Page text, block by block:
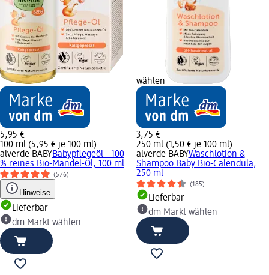
5,95 €
100 ml (5,95 € je 100 ml)
alverde BABYBabypflegeöl - 100
% reines Bio-Mandel-Öl, 100 ml
(576)
Hinweise
Lieferbar
dm Markt wählen
wählen
3,75 €
250 ml (1,50 € je 100 ml)
alverde BABYWaschlotion &
Shampoo Baby Bio-Calendula,
250 ml
(185)
Lieferbar
dm Markt wählen